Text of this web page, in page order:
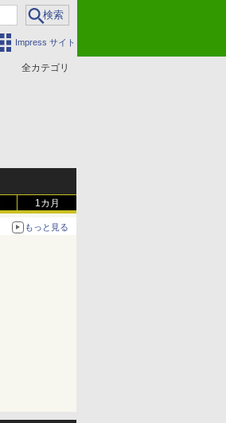
Impress サイト
全カテゴリ
1カ月
もっと見る